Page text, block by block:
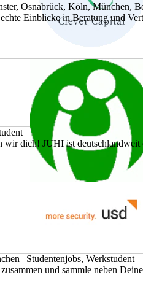
Osnabrück, Köln, München,
Einblicke in Beratung und
wir dich! JUHI ist
| Studentenjobs, Werkstudent
und sammle neben